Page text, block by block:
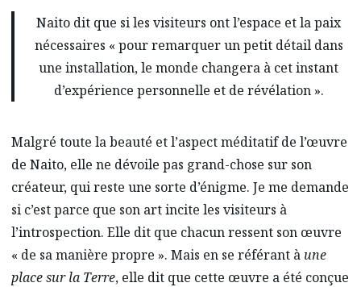
Naito dit que si les visiteurs ont l’espace et la paix
nécessaires « pour remarquer un petit détail dans
une installation, le monde changera à cet instant
d’expérience personnelle et de révélation ».
Malgré toute la beauté et l’aspect méditatif de l’œuvre
de Naito, elle ne dévoile pas grand-chose sur son
créateur, qui reste une sorte d’énigme. Je me demande
si c’est parce que son art incite les visiteurs à
l’introspection. Elle dit que chacun ressent son œuvre
« de sa manière propre ». Mais en se référant à une
place sur la Terre, elle dit que cette œuvre a été conçue